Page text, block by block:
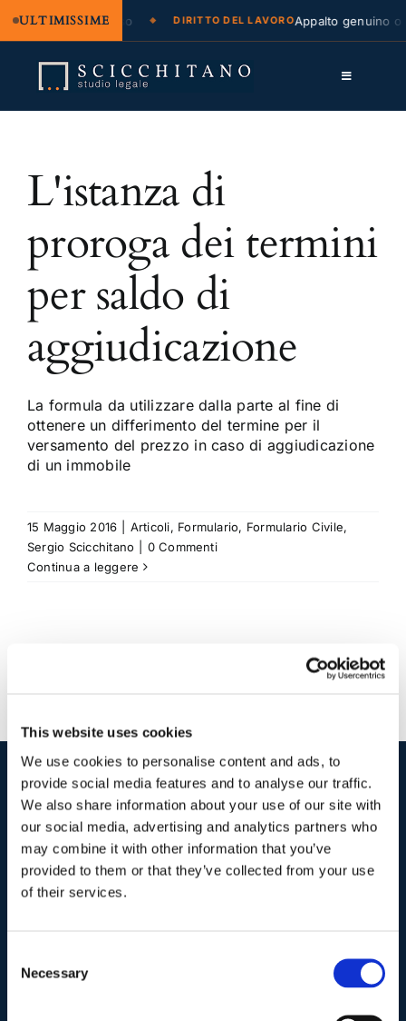
This website uses cookies
We use cookies to personalise content and ads, to
provide social media features and to analyse our traffic.
We also share information about your use of our site with
our social media, advertising and analytics partners who
may combine it with other information that you’ve
provided to them or that they’ve collected from your use
of their services.
Selection
Necessary
ULTIMISSIME
legale e regresso DIRITTO DEL LAVOROAppalto genuino o
contenuto
Toggle
Cassazione
Approfondimenti
Contatti
L'istanza di
proroga dei termini
per saldo di
aggiudicazione
La formula da utilizzare dalla parte al fine di
ottenere un differimento del termine per il
versamento del prezzo in caso di aggiudicazione
di un immobile
15 Maggio 2016 Articoli, Formulario, Formulario Civile,
Sergio Scicchitano
0 Commenti
Continua a leggere
I nostri contatti.
Indirizzo postale unificato.
Studio Legale Scicchitano